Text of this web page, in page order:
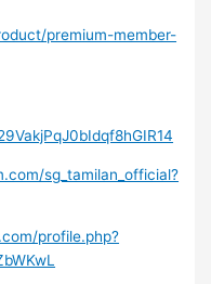
premium-member-
sg_tamilan_official?
profile.php?